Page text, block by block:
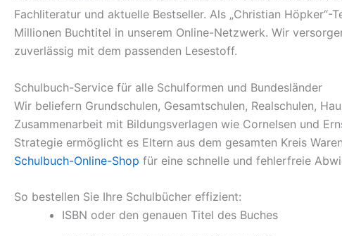
Fachliteratur und aktuelle Bestseller. Als „Christian
Millionen Buchtitel in unserem Online-Netzwerk. Wir
zuverlässig mit dem passenden Lesestoff.
Schulbuch-Service für alle Schulformen und Bundesländer
Wir beliefern Grundschulen, Gesamtschulen, Realschulen,
Zusammenarbeit mit Bildungsverlagen wie Cornelsen und
Strategie ermöglicht es Eltern aus dem gesamten Kreis
Schulbuch-Online-Shop für eine schnelle und fehlerfreie
So bestellen Sie Ihre Schulbücher effizient:
ISBN oder den genauen Titel des Buches